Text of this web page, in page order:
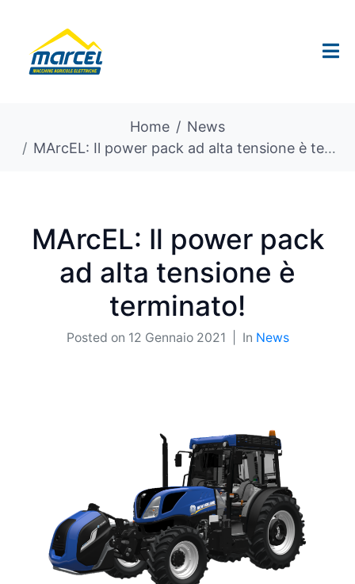
Home
News
MArcEL: Il power pack ad alta tensione è terminato!
MArcEL: Il power pack
ad alta tensione è
terminato!
Posted on 12 Gennaio 2021 In News